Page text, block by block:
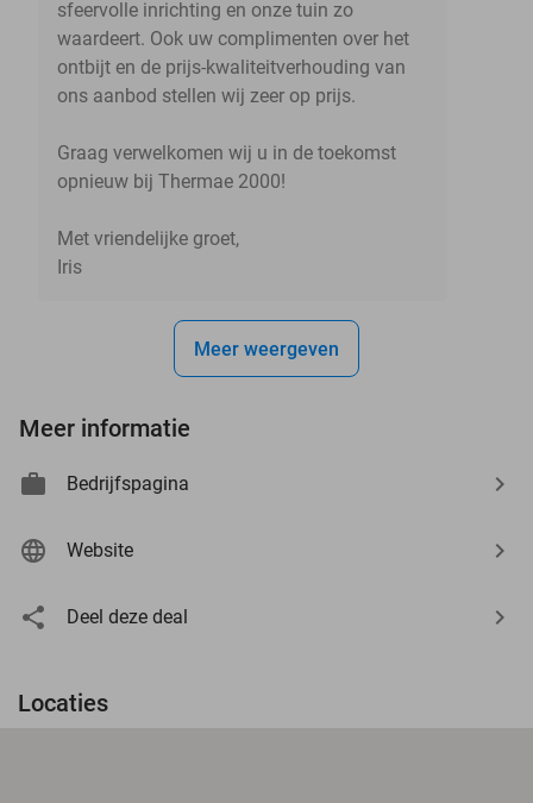
sfeervolle inrichting en onze tuin zo
waardeert. Ook uw complimenten over het
ontbijt en de prijs-kwaliteitverhouding van
ons aanbod stellen wij zeer op prijs.
Graag verwelkomen wij u in de toekomst
opnieuw bij Thermae 2000!
Met vriendelijke groet,
Iris
Meer weergeven
Meer informatie
Bedrijfspagina
Website
Deel deze deal
Locaties